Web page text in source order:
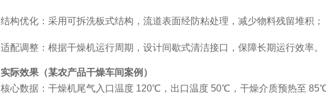
结构优化：采用可拆洗板式结构，流道表面经防粘处理，减少物料残留堆积；
适配调整：根据干燥机运行周期，设计间歇式清洁接口，保障长期运行效率。
实际效果（某农产品干燥车间案例）
核心数据：干燥机尾气入口温度 120℃，出口温度 50℃，干燥介质预热至